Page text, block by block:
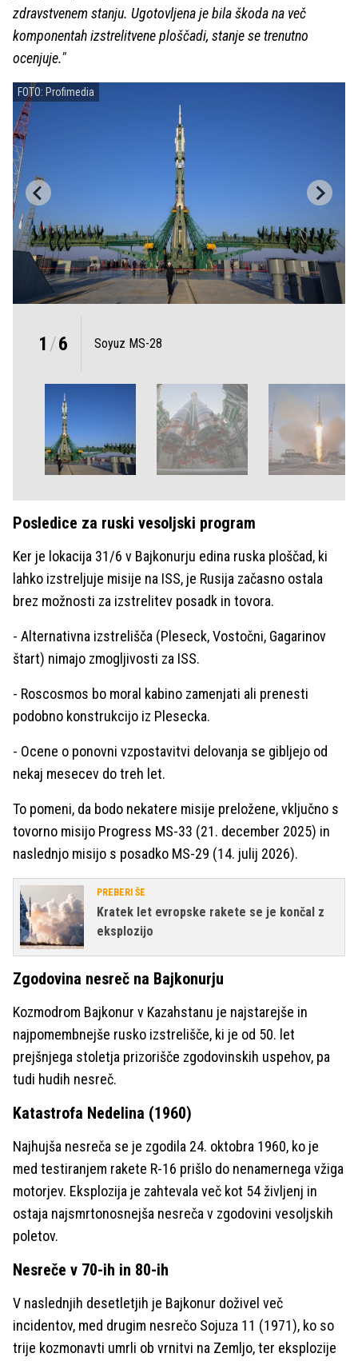
zdravstvenem stanju. Ugotovljena je bila škoda na več
komponentah izstrelitvene ploščadi, stanje se trenutno
ocenjuje."
FOTO: Profimedia
1 /6 Soyuz MS-28
Posledice za ruski vesoljski program
Ker je lokacija 31/6 v Bajkonurju edina ruska ploščad, ki
lahko izstreljuje misije na ISS, je Rusija začasno ostala
brez možnosti za izstrelitev posadk in tovora.
- Alternativna izstrelišča (Pleseck, Vostočni, Gagarinov
štart) nimajo zmogljivosti za ISS.
- Roscosmos bo moral kabino zamenjati ali prenesti
podobno konstrukcijo iz Plesecka.
- Ocene o ponovni vzpostavitvi delovanja se gibljejo od
nekaj mesecev do treh let.
To pomeni, da bodo nekatere misije preložene, vključno s
tovorno misijo Progress MS-33 (21. december 2025) in
naslednjo misijo s posadko MS-29 (14. julij 2026).
PREBERI ŠE
Kratek let evropske rakete se je končal z
eksplozijo
Zgodovina nesreč na Bajkonurju
Kozmodrom Bajkonur v Kazahstanu je najstarejše in
najpomembnejše rusko izstrelišče, ki je od 50. let
prejšnjega stoletja prizorišče zgodovinskih uspehov, pa
tudi hudih nesreč.
Katastrofa Nedelina (1960)
Najhujša nesreča se je zgodila 24. oktobra 1960, ko je
med testiranjem rakete R-16 prišlo do nenamernega vžiga
motorjev. Eksplozija je zahtevala več kot 54 življenj in
ostaja najsmrtonosnejša nesreča v zgodovini vesoljskih
poletov.
Nesreče v 70-ih in 80-ih
V naslednjih desetletjih je Bajkonur doživel več
incidentov, med drugim nesrečo Sojuza 11 (1971), ko so
trije kozmonavti umrli ob vrnitvi na Zemljo, ter eksplozije